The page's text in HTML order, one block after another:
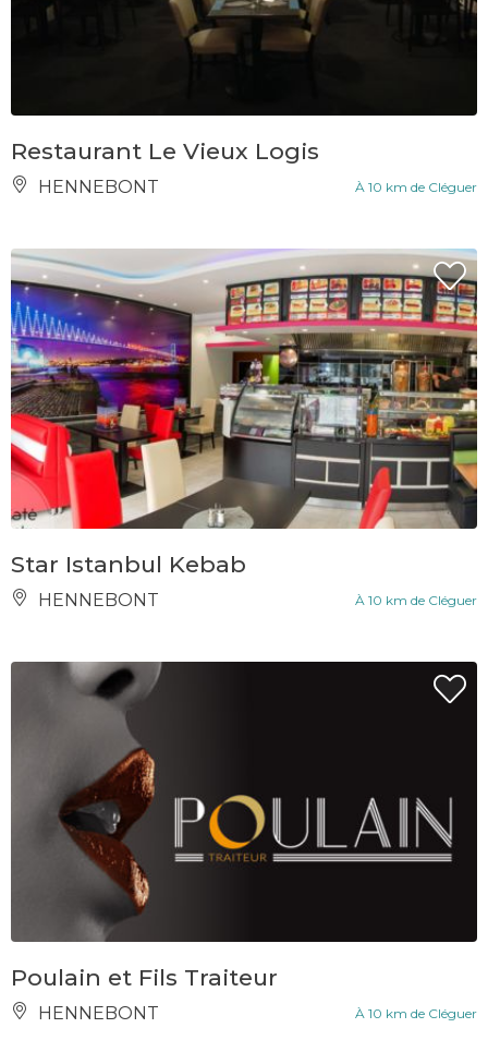
Restaurant Le Vieux Logis
HENNEBONT À 10 km de Cléguer
Star Istanbul Kebab
HENNEBONT À 10 km de Cléguer
Poulain et Fils Traiteur
HENNEBONT À 10 km de Cléguer